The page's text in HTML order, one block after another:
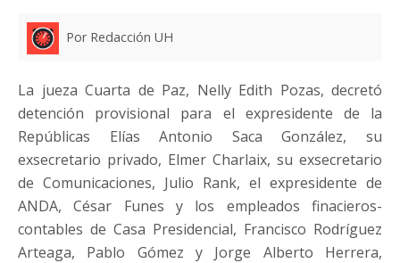
Por Redacción UH
La jueza Cuarta de Paz, Nelly Edith Pozas, decretó
detención provisional para el expresidente de la
Repúblicas Elías Antonio Saca González, su
exsecretario privado, Elmer Charlaix, su exsecretario
de Comunicaciones, Julio Rank, el expresidente de
ANDA, César Funes y los empleados finacieros-
contables de Casa Presidencial, Francisco Rodríguez
Arteaga, Pablo Gómez y Jorge Alberto Herrera,